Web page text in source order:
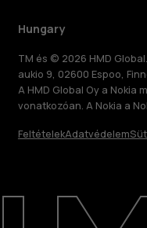
Rólunk
Javítás,
Hungary
TM és © 2026 HMD
aukio 9, 02600 Espoo,
A HMD Global Oy a Nokia
vonatkozóan. A Nokia a
FeltételekAdatvédelem